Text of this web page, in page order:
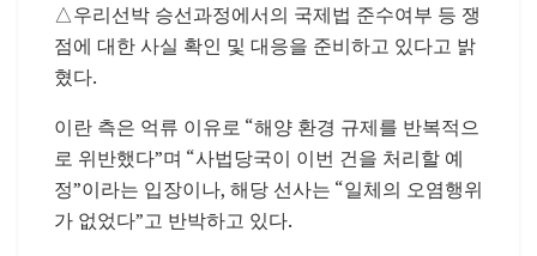
△우리선박 승선과정에서의 국제법 준수여부 등 쟁
점에 대한 사실 확인 및 대응을 준비하고 있다고 밝
혔다.
이란 측은 억류 이유로 “해양 환경 규제를 반복적으
로 위반했다”며 “사법당국이 이번 건을 처리할 예
정”이라는 입장이나, 해당 선사는 “일체의 오염행위
가 없었다”고 반박하고 있다.